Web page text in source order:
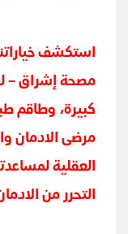
استكشف
مصحة إشراق –
كبيرة، وطاقم
مرضى الادمان
العقلية
التحرر من